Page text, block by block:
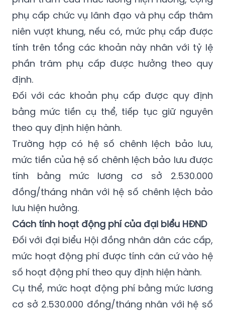
Đối với các khoản phụ cấp tính theo tỷ lệ
phần trăm của mức lương hiện hưởng, cộng
phụ cấp chức vụ lãnh đạo và phụ cấp thâm
niên vượt khung, nếu có, mức phụ cấp được
tính trên tổng các khoản này nhân với tỷ lệ
phần trăm phụ cấp được hưởng theo quy
định.
Đối với các khoản phụ cấp được quy định
bằng mức tiền cụ thể, tiếp tục giữ nguyên
theo quy định hiện hành.
Trường hợp có hệ số chênh lệch bảo lưu,
mức tiền của hệ số chênh lệch bảo lưu được
tính bằng mức lương cơ sở 2.530.000
đồng/tháng nhân với hệ số chênh lệch bảo
lưu hiện hưởng.
Cách tính hoạt động phí của đại biểu HĐND
Đối với đại biểu Hội đồng nhân dân các cấp,
mức hoạt động phí được tính căn cứ vào hệ
số hoạt động phí theo quy định hiện hành.